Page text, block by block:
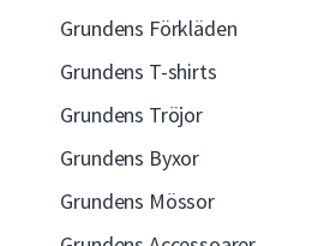
Grundens Förkläden
Grundens T-shirts
Grundens Tröjor
Grundens Byxor
Grundens Mössor